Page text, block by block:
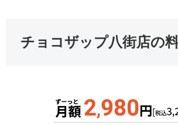
チョコザップ八街店の